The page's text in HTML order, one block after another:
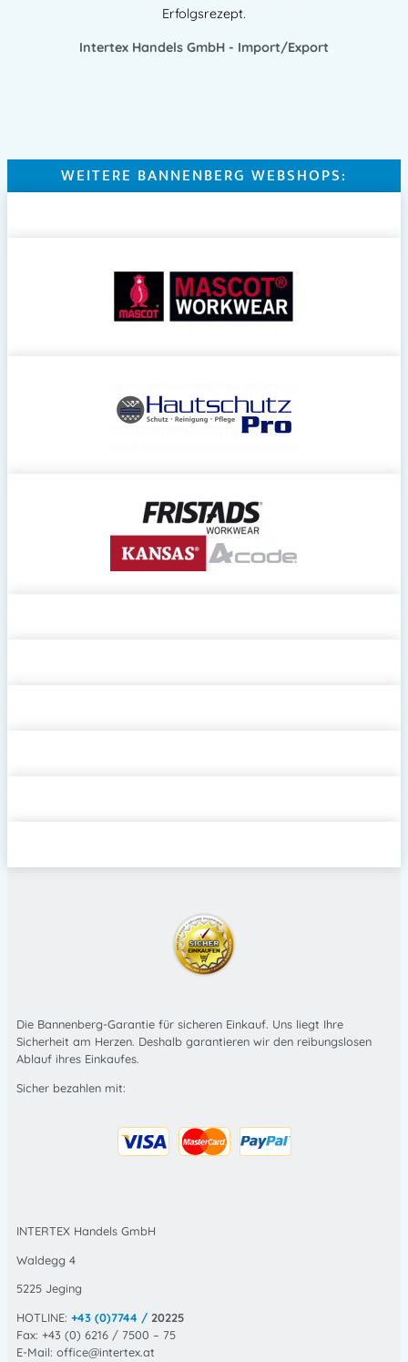
Erfolgsrezept.
Intertex Handels GmbH - Import/Export
WEITERE BANNENBERG WEBSHOPS:
Die Bannenberg-Garantie für sicheren Einkauf. Uns liegt Ihre
Sicherheit am Herzen. Deshalb garantieren wir den reibungslosen
Ablauf ihres Einkaufes.
Sicher bezahlen mit:
INTERTEX Handels GmbH
Waldegg 4
5225 Jeging
HOTLINE: +43 (0)7744 / 20225
Fax: +43 (0) 6216 / 7500 – 75
E-Mail: office@intertex.at